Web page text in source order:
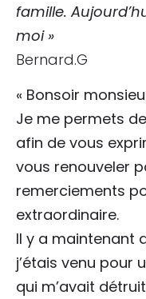
famille.
moi »
Bernard.G
« Bonsoir
Je me permets
afin de vous
vous renouveler
remerciements
extraordinaire.
Il y a maintenant
j’étais venu pour
qui m’avait